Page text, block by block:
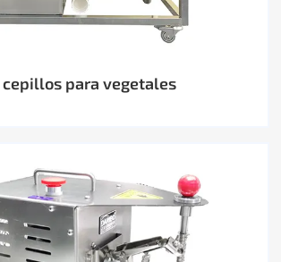
cepillos para vegetales